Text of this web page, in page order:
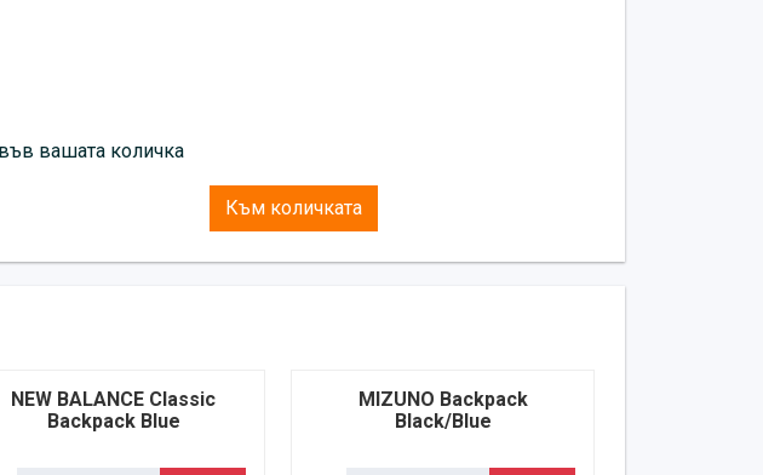
вашата количка
Към количката
NEW BALANCE Classic
Backpack Blue
MIZUNO Backpack
Black/Blue